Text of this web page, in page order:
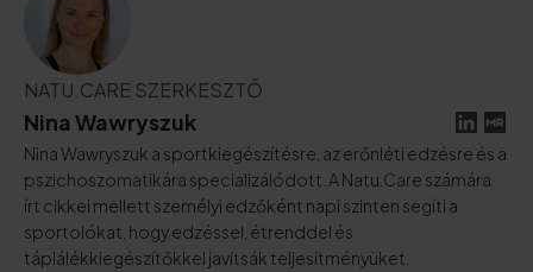
NATU.CARE SZERKESZTŐ
Nina Wawryszuk
Nina Wawryszuk a sportkiegészítésre, az erőnléti edzésre és a
pszichoszomatikára specializálódott. A Natu.Care számára
írt cikkei mellett személyi edzőként napi szinten segíti a
sportolókat, hogy edzéssel, étrenddel és
táplálékkiegészítőkkel javítsák teljesítményüket.